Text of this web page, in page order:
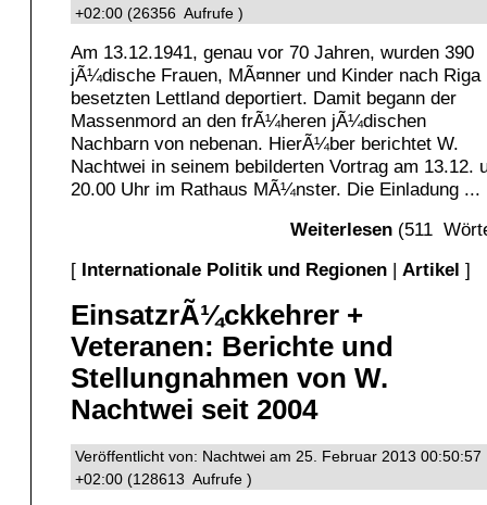
+02:00 (26356 Aufrufe )
Am 13.12.1941, genau vor 70 Jahren, wurden 390
jÃ¼dische Frauen, MÃ¤nner und Kinder nach Riga
besetzten Lettland deportiert. Damit begann der
Massenmord an den frÃ¼heren jÃ¼dischen
Nachbarn von nebenan. HierÃ¼ber berichtet W.
Nachtwei in seinem bebilderten Vortrag am 13.12.
20.00 Uhr im Rathaus MÃ¼nster. Die Einladung ...
Weiterlesen (511
[ Internationale Politik und Regionen | Artikel ]
EinsatzrÃ¼ckkehrer +
Veteranen: Berichte und
Stellungnahmen von W.
Nachtwei seit 2004
Veröffentlicht von: Nachtwei am 25. Februar 2013 00:50:57
+02:00 (128613 Aufrufe )